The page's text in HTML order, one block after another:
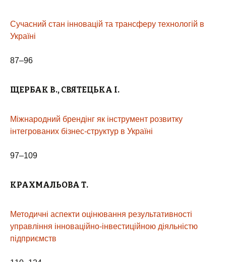
Сучасний стан інновацій та трансферу технологій в
Україні
87–96
ЩЕРБАК В., СВЯТЕЦЬКА І.
Міжнародний брендінг як інструмент розвитку
інтегрованих бізнес-структур в Україні
97–109
КРАХМАЛЬОВА Т.
Методичні аспекти оцінювання результативності
управління інноваційно-інвестиційною діяльністю
підприємств